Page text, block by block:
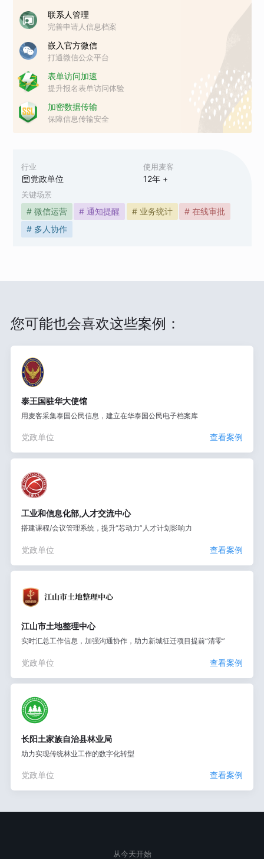
行业
党政单位
使用麦客
12年 +
关键场景
# 微信运营 # 通知提醒 # 业务统计
# 在线审批
# 多人协作
联系人管理
完善申请人信息档案
嵌入官方微信
打通微信公众平台
表单访问加速
提升报名表单访问体验
加密数据传输
保障信息传输安全
您可能也会喜欢这些案例：
泰王国驻华大使馆
用麦客采集泰国公民信息，建立在华泰国公民电子档案库
党政单位 查看案例
工业和信息化部,人才交流中心
搭建课程/会议管理系统，提升“芯动力”人才计划影响力
党政单位 查看案例
江山市土地整理中心
实时汇总工作信息，加强沟通协作，助力新城征迁项目提前“清零”
党政单位 查看案例
长阳土家族自治县林业局
助力实现传统林业工作的数字化转型
党政单位 查看案例
从今天开始